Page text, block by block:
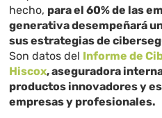
hecho, para el 60% de las
generativa desempeñará
sus estrategias de
Son datos del Informe de
Hiscox, aseguradora
productos innovadores y
empresas y profesionales.